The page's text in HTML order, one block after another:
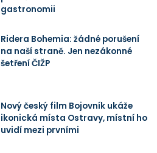
gastronomii
Ridera Bohemia: žádné porušení
na naší straně. Jen nezákonné
šetření ČIŽP
Nový český film Bojovník ukáže
ikonická místa Ostravy, místní ho
uvidí mezi prvními